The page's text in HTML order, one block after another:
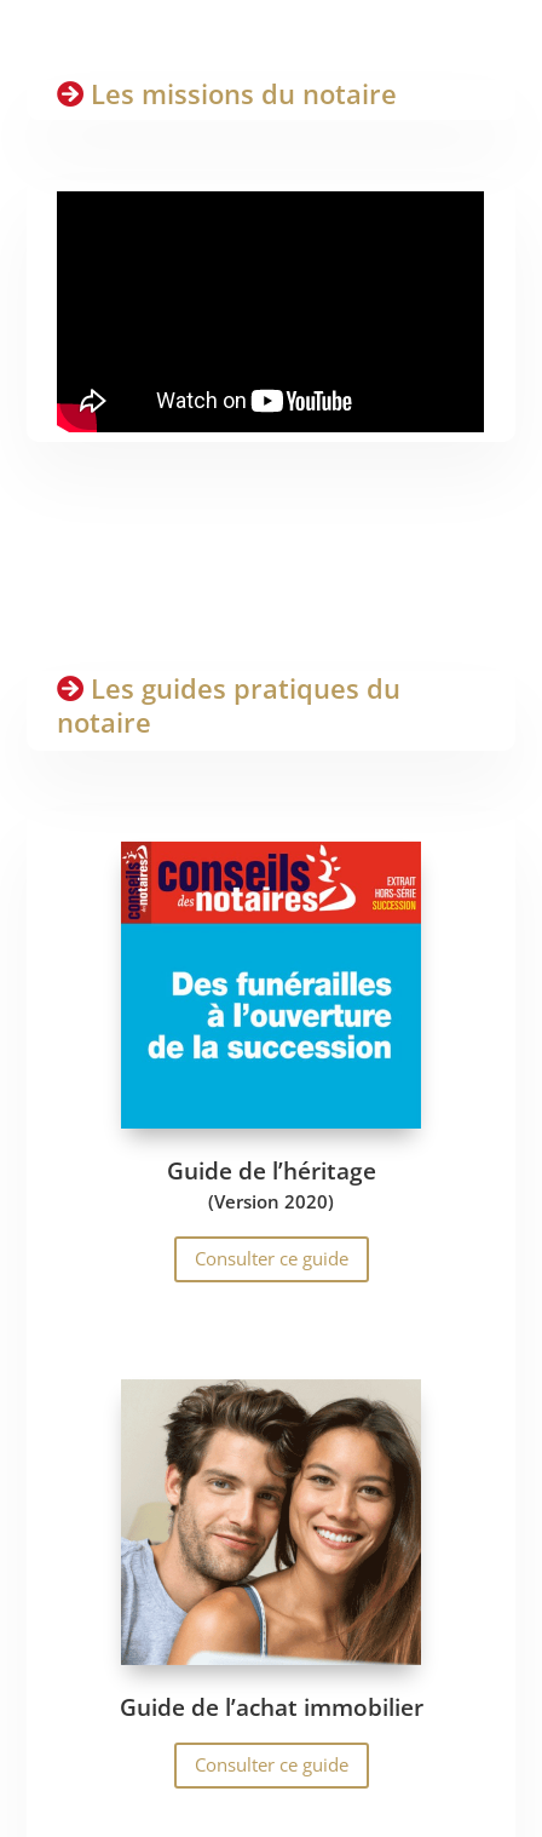
Les missions du notaire
Les guides pratiques du
notaire
Guide de l’héritage
(Version 2020)
Consulter ce guide
Guide de l’achat immobilier
Consulter ce guide